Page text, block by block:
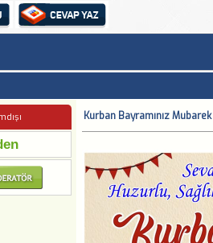
Kurban Bayramınız